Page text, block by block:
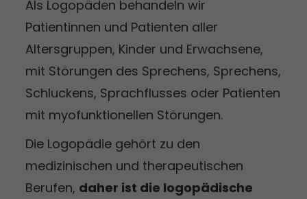
Als Logopäden behandeln wir
Patientinnen und Patienten aller
Altersgruppen, Kinder und Erwachsene,
mit Störungen des Sprechens, Sprechens,
Schluckens, Sprachflusses oder Patienten
mit myofunktionellen Störungen.
Die Logopädie gehört zu den
medizinischen und therapeutischen
Berufen, daher ist die logopädische